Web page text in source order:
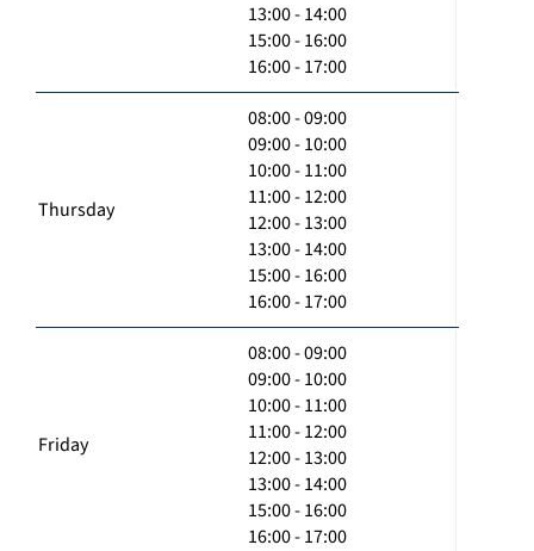
13:00 - 14:00
15:00 - 16:00
16:00 - 17:00
Thursday
08:00 - 09:00
09:00 - 10:00
10:00 - 11:00
11:00 - 12:00
12:00 - 13:00
13:00 - 14:00
15:00 - 16:00
16:00 - 17:00
Friday
08:00 - 09:00
09:00 - 10:00
10:00 - 11:00
11:00 - 12:00
12:00 - 13:00
13:00 - 14:00
15:00 - 16:00
16:00 - 17:00